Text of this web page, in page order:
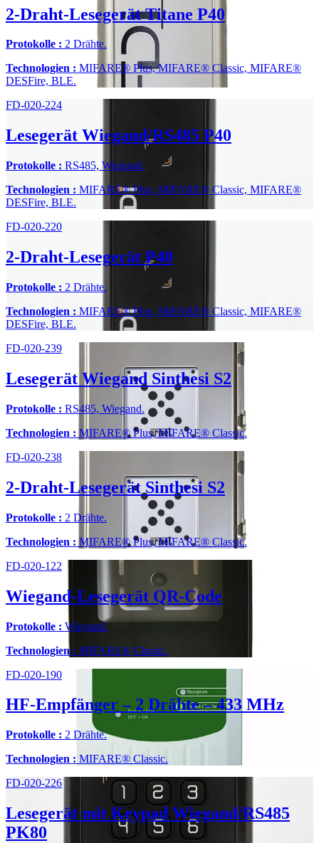
2-Draht-Lesegerät Titane P40
Protokolle : 2 Drähte.
Technologien : MIFARE® Plus, MIFARE® Classic, MIFARE®
DESFire, BLE.
FD-020-224
Lesegerät Wiegand/RS485 P40
Protokolle : RS485, Wiegand.
Technologien : MIFARE® Plus, MIFARE® Classic, MIFARE®
DESFire, BLE.
FD-020-220
2-Draht-Lesegerät P40
Protokolle : 2 Drähte.
Technologien : MIFARE® Plus, MIFARE® Classic, MIFARE®
DESFire, BLE.
FD-020-239
Lesegerät Wiegand Sinthesi S2
Protokolle : RS485, Wiegand.
Technologien :MIFARE® Plus, MIFARE® Classic.
FD-020-238
2-Draht-Lesegerät Sinthesi S2
Protokolle : 2 Drähte.
Technologien :MIFARE® Plus, MIFARE® Classic.
FD-020-122
Wiegand-Lesegerät QR-Code
Protokolle : Wiegand.
Technologien : MIFARE® Classic.
FD-020-190
HF-Empfänger – 2 Drähte – 433 MHz
Protokolle : 2 Drähte.
Technologien : MIFARE® Classic.
FD-020-226
Lesegerät mit Keypad Wiegand/RS485
PK80